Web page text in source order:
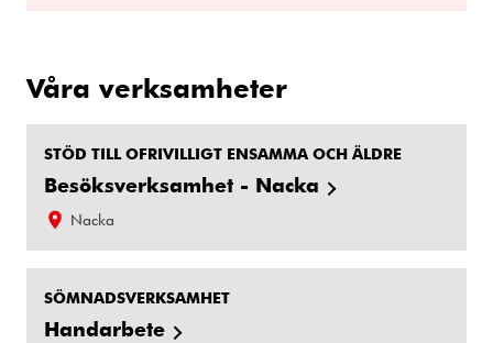
Våra verksamheter
STÖD TILL OFRIVILLIGT ENSAMMA OCH ÄLDRE
Besöksverksamhet - Nacka
Nacka
SÖMNADSVERKSAMHET
Handarbete